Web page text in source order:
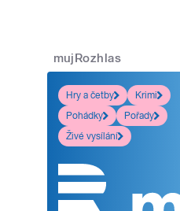
mujRozhlas
Hry a četby
Krimi
Pohádky
Pořady
Živé vysílání